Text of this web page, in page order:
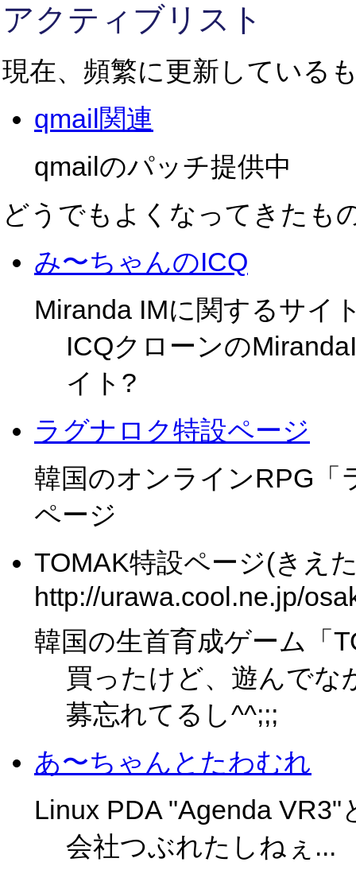
アクティブリスト
現在、頻繁に更新している
qmail関連
qmailのパッチ提供中
どうでもよくなってきたも
み〜ちゃんのICQ
Miranda IMに関するサイ
ICQクローンの
イト?
ラグナロク特設ページ
韓国のオンラインRPG「
ページ
TOMAK特設ページ(きえ
http://urawa.cool.ne.jp/
韓国の生首育成ゲーム「
買ったけど、遊んでな
募忘れてるし^^;;;
あ〜ちゃんとたわむれ
Linux PDA "Agenda VR3"
会社つぶれたしねぇ...